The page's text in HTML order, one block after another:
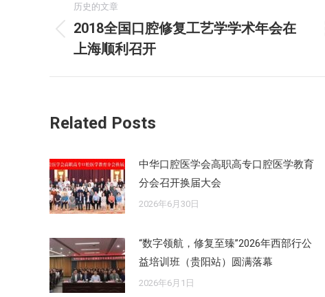
章
航
历史的文章
历
史
的
2018全国口腔修复工艺学学术年会在
上海顺利召开
Related Posts
中华口腔医学会高职高专口腔医学教育
分会召开换届大会
2026年6月30日
“数字领航，修复至臻”2026年西部行公
益培训班（贵阳站）圆满落幕
2026年6月1日